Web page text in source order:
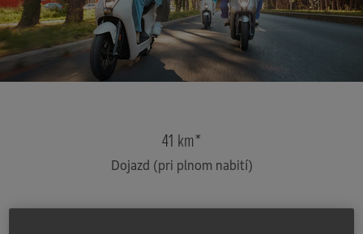
41 km*
Dojazd (pri plnom nabití)